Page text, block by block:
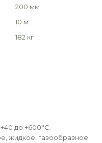
200 мм
10 м
182 кг
+40 до +600°С.
жидкое, газообразное.